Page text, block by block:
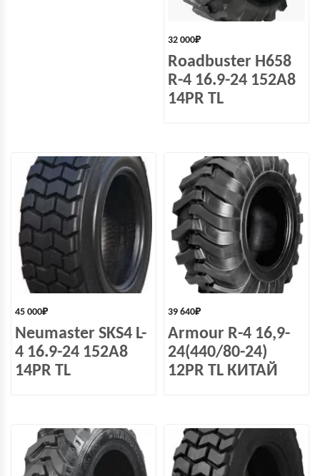
32 000₽
Roadbuster H658
R-4 16.9-24 152A8
14PR TL
45 000₽
Neumaster SKS4 L-
4 16.9-24 152A8
14PR TL
39 640₽
Armour R-4 16,9-
24(440/80-24)
12PR TL КИТАЙ